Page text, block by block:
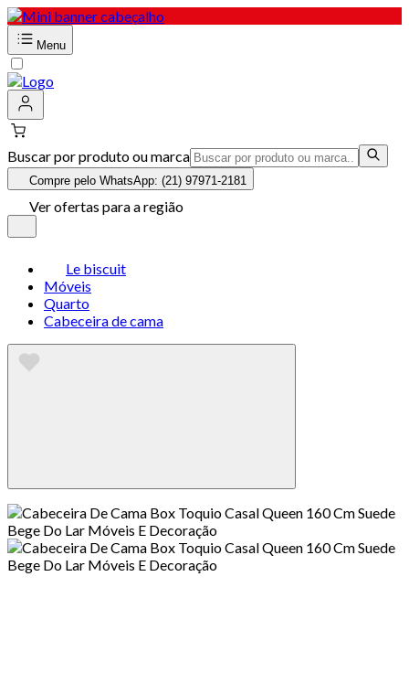
Menu
Buscar por produto ou marca
Compre pelo WhatsApp: (21) 97971-2181
Ver ofertas para a região
Le biscuit
Móveis
Quarto
Cabeceira de cama